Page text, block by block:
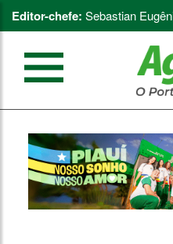
Editor-chefe: Sebastian